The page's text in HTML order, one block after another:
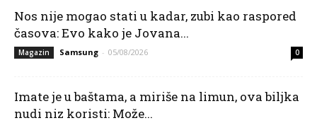
Nos nije mogao stati u kadar, zubi kao raspored
časova: Evo kako je Jovana...
Magazin Samsung - 05/08/2026 0
Imate je u baštama, a miriše na limun, ova biljka
nudi niz koristi: Može...